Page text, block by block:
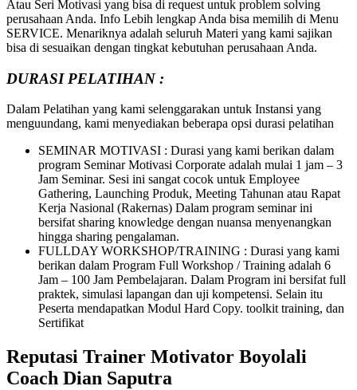
Atau Seri Motivasi yang bisa di request untuk problem solving
perusahaan Anda. Info Lebih lengkap Anda bisa memilih di Menu
SERVICE. Menariknya adalah seluruh Materi yang kami sajikan
bisa di sesuaikan dengan tingkat kebutuhan perusahaan Anda.
DURASI PELATIHAN :
Dalam Pelatihan yang kami selenggarakan untuk Instansi yang
menguundang, kami menyediakan beberapa opsi durasi pelatihan
SEMINAR MOTIVASI : Durasi yang kami berikan dalam
program Seminar Motivasi Corporate adalah mulai 1 jam – 3
Jam Seminar. Sesi ini sangat cocok untuk Employee
Gathering, Launching Produk, Meeting Tahunan atau Rapat
Kerja Nasional (Rakernas) Dalam program seminar ini
bersifat sharing knowledge dengan nuansa menyenangkan
hingga sharing pengalaman.
FULLDAY WORKSHOP/TRAINING : Durasi yang kami
berikan dalam Program Full Workshop / Training adalah 6
Jam – 100 Jam Pembelajaran. Dalam Program ini bersifat full
praktek, simulasi lapangan dan uji kompetensi. Selain itu
Peserta mendapatkan Modul Hard Copy. toolkit training, dan
Sertifikat
Reputasi Trainer Motivator Boyolali
Coach Dian Saputra